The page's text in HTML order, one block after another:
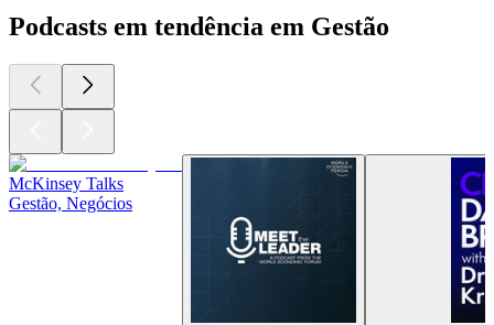
Podcasts em tendência em Gestão
McKinsey Talks
Gestão, Negócios